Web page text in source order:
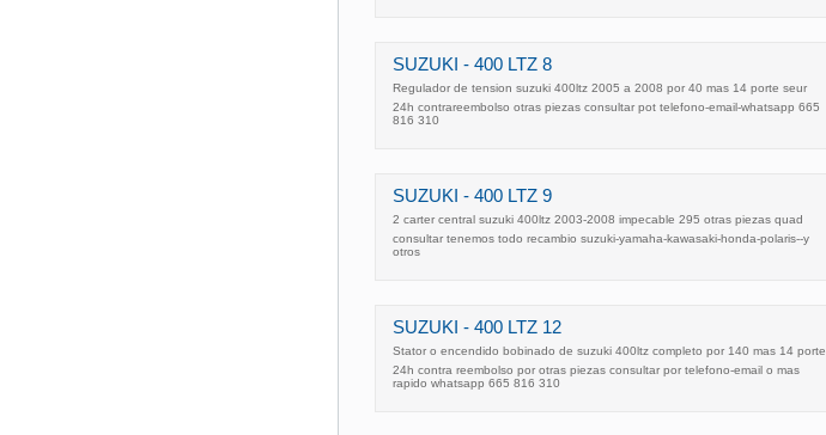
SUZUKI - 400 LTZ 8
Regulador de tension suzuki 400ltz 2005 a 2008 por 40 mas 14 porte seur
24h contrareembolso otras piezas consultar pot telefono-email-whatsapp 665
816 310
SUZUKI - 400 LTZ 9
2 carter central suzuki 400ltz 2003-2008 impecable 295 otras piezas quad
consultar tenemos todo recambio suzuki-yamaha-kawasaki-honda-polaris--y
otros
SUZUKI - 400 LTZ 12
Stator o encendido bobinado de suzuki 400ltz completo por 140 mas 14 porte
24h contra reembolso por otras piezas consultar por telefono-email o mas
rapido whatsapp 665 816 310